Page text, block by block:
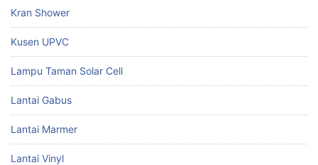
Kran Shower
Kusen UPVC
Lampu Taman Solar Cell
Lantai Gabus
Lantai Marmer
Lantai Vinyl